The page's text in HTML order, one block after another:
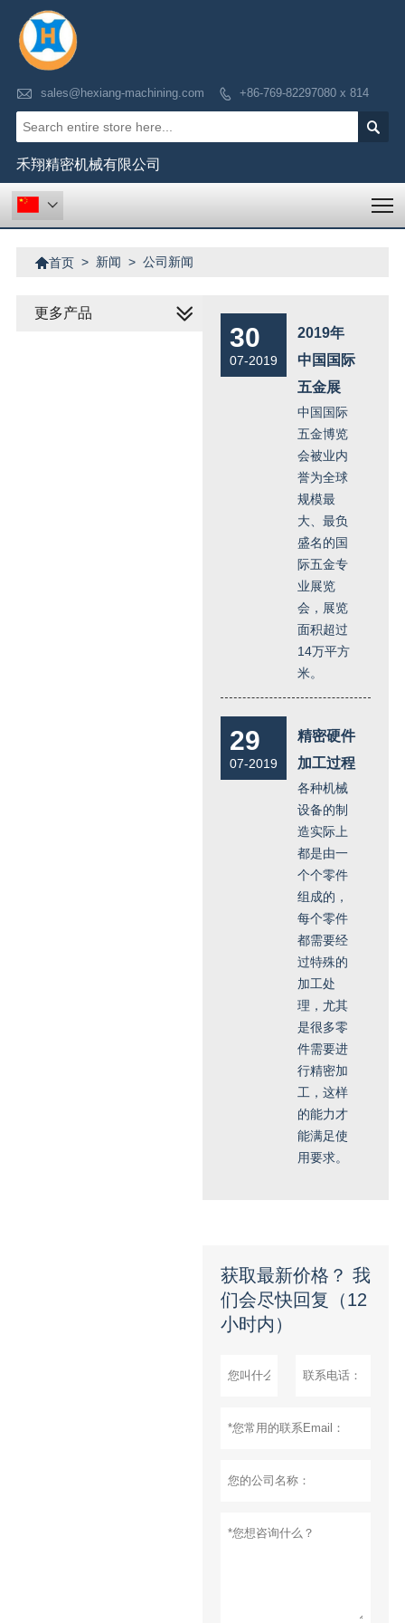
 sales@hexiang-machining.com  +86-769-82297080 x 814

禾翔精密机械有限公司

首页 > 新闻 > 公司新闻
30
07-2019
2019年
中国国际
五金展
中国国际
五金博览
会被业内
誉为全球
规模最
大、最负
盛名的国
际五金专
业展览
会，展览
面积超过
14万平方
米。
29
07-2019
精密硬件
加工过程
各种机械
设备的制
造实际上
都是由一
个个零件
组成的，
每个零件
都需要经
过特殊的
加工处
理，尤其
是很多零
件需要进
行精密加
工，这样
的能力才
能满足使
用要求。
获取最新价格？ 我
们会尽快回复（12
小时内）
更多产品